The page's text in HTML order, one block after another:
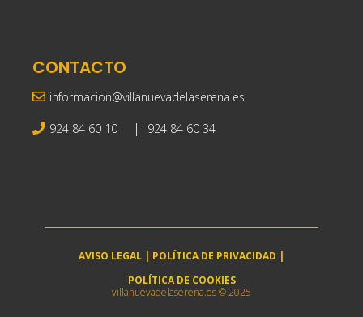
CONTACTO
informacion@villanuevadelaserena.es
924 84 60 10 | 924 84 60 34
AVISO LEGAL | POLÍTICA DE PRIVACIDAD |
POLÍTICA DE COOKIES
villanuevadelaserena.es © 2025